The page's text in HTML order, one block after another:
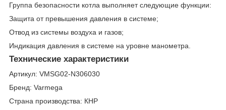
Группа безопасности котла выполняет следующие функции:
Защита от превышения давления в системе;
Отвод из системы воздуха и газов;
Индикация давления в системе на уровне манометра.
Технические характеристики
Артикул: VMSG02-N306030
Бренд: Varmega
Страна производства: КНР